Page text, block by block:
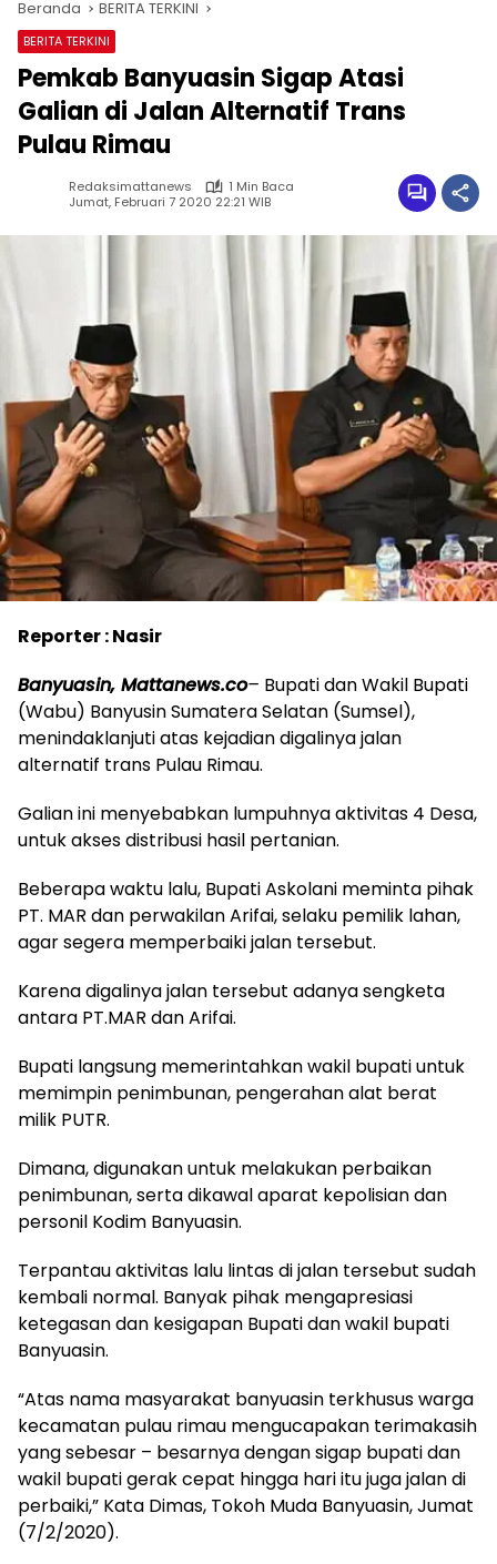
Beranda BERITA TERKINI
BERITA TERKINI
Pemkab Banyuasin Sigap Atasi
Galian di Jalan Alternatif Trans
Pulau Rimau
Redaksimattanews
1 Min Baca
Jumat, Februari 7 2020 22:21 WIB
Reporter : Nasir
Banyuasin, Mattanews.co– Bupati dan Wakil Bupati
(Wabu) Banyusin Sumatera Selatan (Sumsel),
menindaklanjuti atas kejadian digalinya jalan
alternatif trans Pulau Rimau.
Galian ini menyebabkan lumpuhnya aktivitas 4 Desa,
untuk akses distribusi hasil pertanian.
Beberapa waktu lalu, Bupati Askolani meminta pihak
PT. MAR dan perwakilan Arifai, selaku pemilik lahan,
agar segera memperbaiki jalan tersebut.
Karena digalinya jalan tersebut adanya sengketa
antara PT.MAR dan Arifai.
Bupati langsung memerintahkan wakil bupati untuk
memimpin penimbunan, pengerahan alat berat
milik PUTR.
Dimana, digunakan untuk melakukan perbaikan
penimbunan, serta dikawal aparat kepolisian dan
personil Kodim Banyuasin.
Terpantau aktivitas lalu lintas di jalan tersebut sudah
kembali normal. Banyak pihak mengapresiasi
ketegasan dan kesigapan Bupati dan wakil bupati
Banyuasin.
“Atas nama masyarakat banyuasin terkhusus warga
kecamatan pulau rimau mengucapakan terimakasih
yang sebesar – besarnya dengan sigap bupati dan
wakil bupati gerak cepat hingga hari itu juga jalan di
perbaiki,” Kata Dimas, Tokoh Muda Banyuasin, Jumat
(7/2/2020).